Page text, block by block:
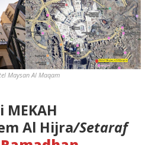
Maysan Al Maqam
Al Hijra/Setaraf